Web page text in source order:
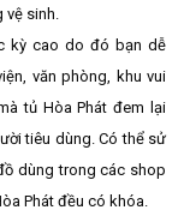
vệ sinh.
kỳ cao do đó bạn dễ
văn phòng, khu vui
tủ Hòa Phát đem lại
tiêu dùng. Có thể sử
dùng trong các shop
Phát đều có khóa.